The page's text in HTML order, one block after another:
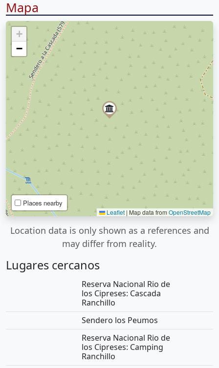
Mapa
+
−
Places nearby
Leaflet | Map data fromOpenStreetMap
Location data is only shown as a references and
may differ from reality.
Lugares cercanos
Reserva Nacional Rio de
los Cipreses: Cascada
Ranchillo
Sendero los Peumos
Reserva Nacional Rio de
los Cipreses: Camping
Ranchillo